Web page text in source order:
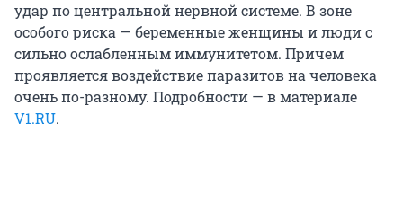
удар по центральной нервной системе. В зоне
особого риска — беременные женщины и люди с
сильно ослабленным иммунитетом. Причем
проявляется воздействие паразитов на человека
очень по-разному. Подробности — в материале
V1.RU.